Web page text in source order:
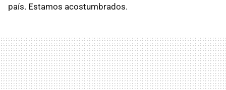
país. Estamos acostumbrados.